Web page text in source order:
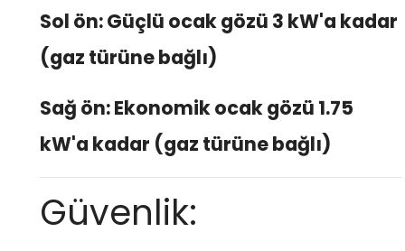
Sol ön: Güçlü ocak gözü 3 kW'a kadar
(gaz türüne bağlı)
Sağ ön: Ekonomik ocak gözü 1.75
kW'a kadar (gaz türüne bağlı)
Güvenlik: